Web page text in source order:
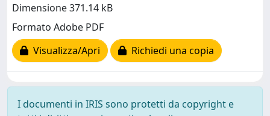
Dimensione 371.14 kB
Formato Adobe PDF
Visualizza/Apri
Richiedi una copia
I documenti in IRIS sono protetti da copyright e